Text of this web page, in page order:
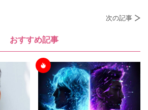
次の記事
おすすめ記事